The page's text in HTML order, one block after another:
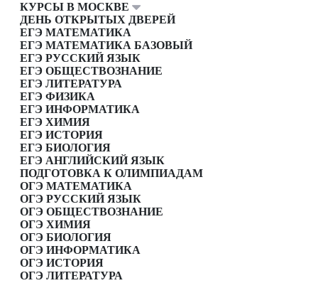
КУРСЫ В МОСКВЕ
ДЕНЬ ОТКРЫТЫХ ДВЕРЕЙ
ЕГЭ МАТЕМАТИКА
ЕГЭ МАТЕМАТИКА БАЗОВЫЙ
ЕГЭ РУССКИЙ ЯЗЫК
ЕГЭ ОБЩЕСТВОЗНАНИЕ
ЕГЭ ЛИТЕРАТУРА
ЕГЭ ФИЗИКА
ЕГЭ ИНФОРМАТИКА
ЕГЭ ХИМИЯ
ЕГЭ ИСТОРИЯ
ЕГЭ БИОЛОГИЯ
ЕГЭ АНГЛИЙСКИЙ ЯЗЫК
ПОДГОТОВКА К ОЛИМПИАДАМ
ОГЭ МАТЕМАТИКА
ОГЭ РУССКИЙ ЯЗЫК
ОГЭ ОБЩЕСТВОЗНАНИЕ
ОГЭ ХИМИЯ
ОГЭ БИОЛОГИЯ
ОГЭ ИНФОРМАТИКА
ОГЭ ИСТОРИЯ
ОГЭ ЛИТЕРАТУРА